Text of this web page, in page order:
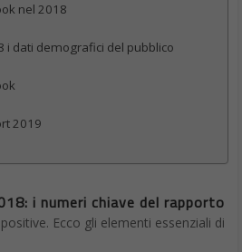
nel 2018
i dati demografici del pubblico
2019
i numeri chiave del rapporto
Ecco gli elementi essenziali di